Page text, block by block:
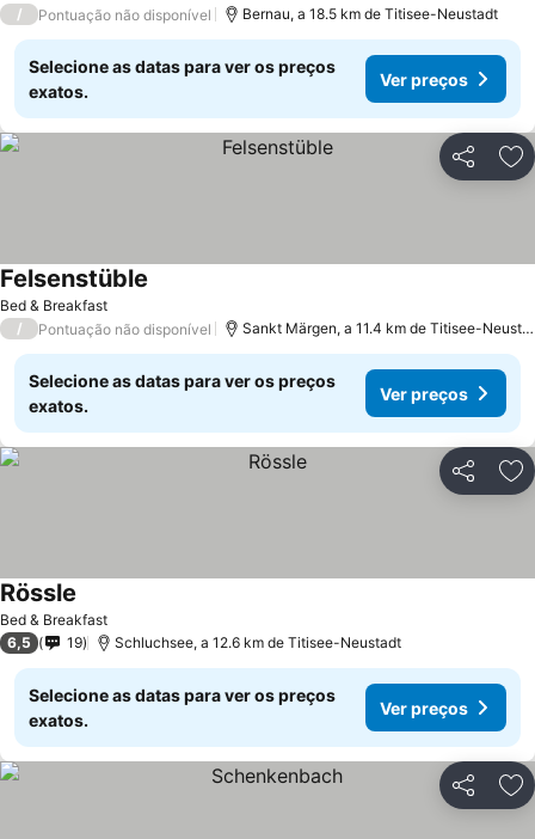
/ Pontuação não disponível Bernau, a 18.5 km de Titisee-Neustadt
Selecione as datas para ver os preços
exatos.
Ver preços
Partilhar
Bed & Breakfast
Felsenstüble
/ Pontuação não disponível Sankt Märgen, a 11.4 km de Titisee-Neustadt
Selecione as datas para ver os preços
exatos.
Ver preços
Partilhar
Bed & Breakfast
Rössle
6,5 19 Schluchsee, a 12.6 km de Titisee-Neustadt
Selecione as datas para ver os preços
exatos.
Ver preços
Partilhar